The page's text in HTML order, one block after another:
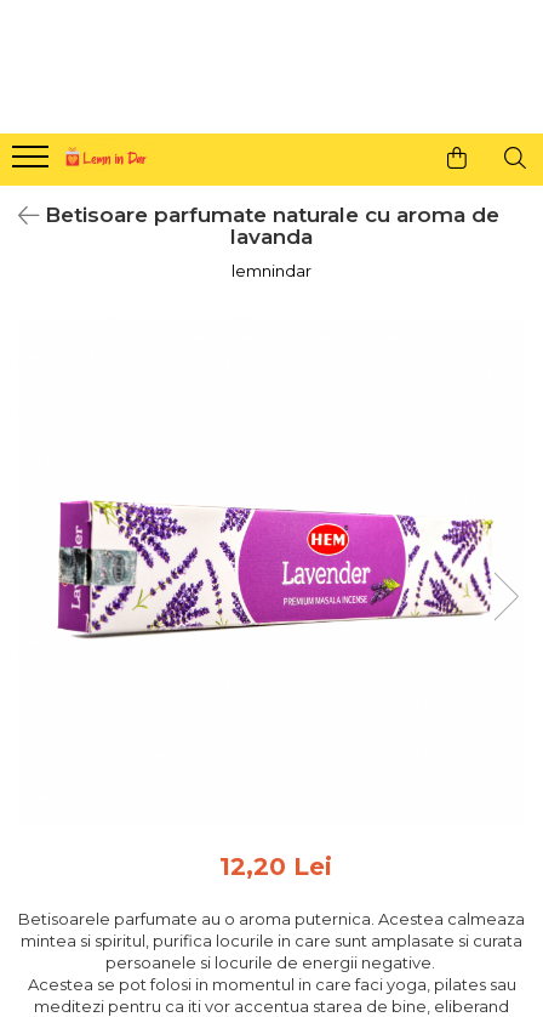
Agende din lemn
Agende 10x10
Semne de carte
Cercei din lemn
Feng Shui
Tablouri personalizate
IQ Puzzle
Aromaterapie
Papioane din lemn
Decoratiuni pentru casa
Betisoare parfumate naturale cu aroma de
lavanda
lemnindar
12,20 Lei
Betisoarele parfumate au o aroma puternica. Acestea calmeaza
mintea si spiritul, purifica locurile in care sunt amplasate si curata
persoanele si locurile de energii negative.
Acestea se pot folosi in momentul in care faci yoga, pilates sau
meditezi pentru ca iti vor accentua starea de bine, eliberand